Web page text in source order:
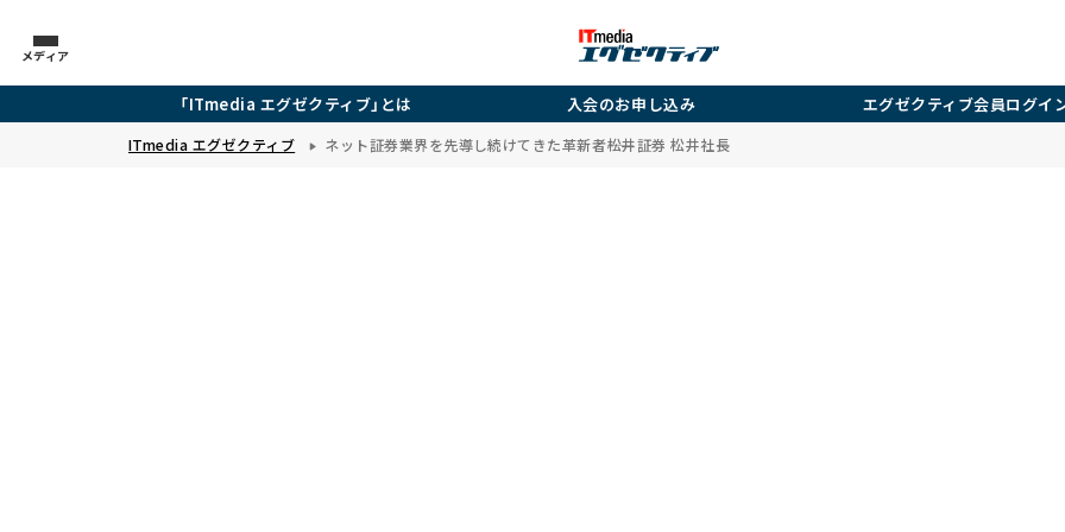
メディア
「ITmedia エグゼクティブ」とは 入会のお申し込み エグゼクティブ会員ログイ
ITmedia エグゼクティブ ネット証券業界を先導し続けてきた革新者――松井証券 松井社長